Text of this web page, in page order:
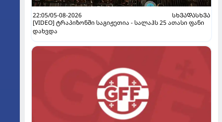
22:05/05-08-2026
ᲡᲮᲕᲐᲓᲐᲡᲮᲕᲐ
[VIDEO] ტრაპიზონში საგიჟეთია - სალაჰს 25 ათასი ფანი
დახვდა